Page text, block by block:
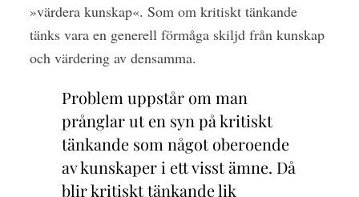
»värdera kunskap«. Som om kritiskt tänkande
tänks vara en generell förmåga skiljd från kunskap
och värdering av densamma.
Problem uppstår om man
prånglar ut en syn på kritiskt
tänkande som något oberoende
av kunskaper i ett visst ämne. Då
blir kritiskt tänkande lik